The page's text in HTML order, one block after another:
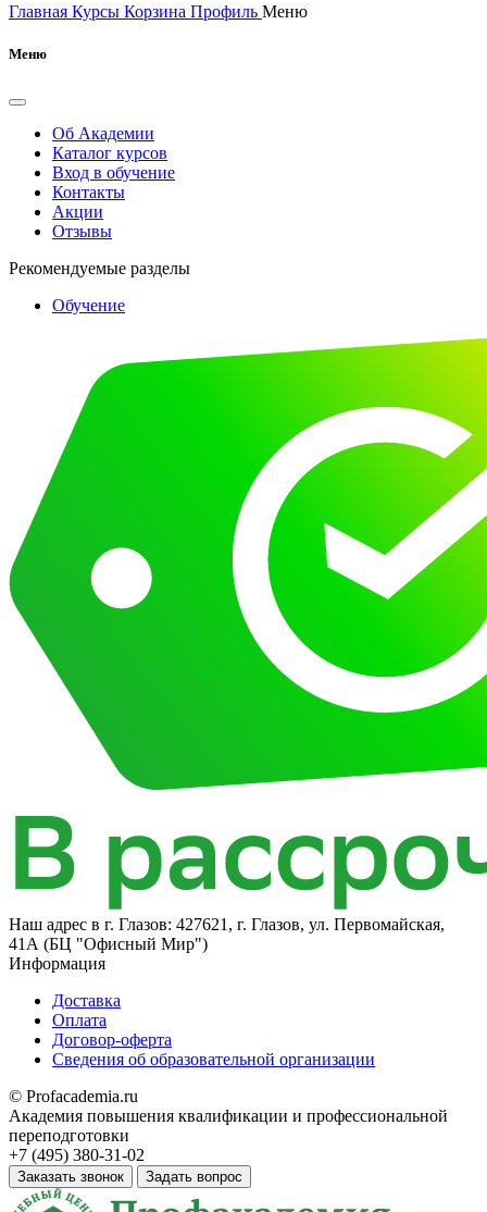
Главная Курсы Корзина Профиль Меню
Меню
Об Академии
Каталог курсов
Вход в обучение
Контакты
Акции
Отзывы
Рекомендуемые разделы
Обучение
Наш адрес в г. Глазов: 427621, г. Глазов, ул. Первомайская,
41А (БЦ "Офисный Мир")
Информация
Доставка
Оплата
Договор-оферта
Сведения об образовательной организации
© Profacademia.ru
Академия повышения квалификации и профессиональной
переподготовки
+7 (495) 380-31-02
Заказать звонок Задать вопрос